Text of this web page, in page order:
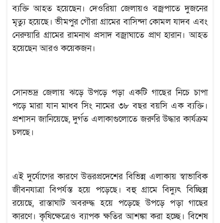
ব্যক্তি আহত হয়েছেন। দেওরিয়া জেলায়ও বজ্রপাতে দুজনের
মৃত্যু হয়েছে। ভীমপুর গৌরা গ্রামের বাসিন্দা কোমল যাদব এবং
নেরুয়ারি গ্রামের রামনাথ প্রসাদ বজ্রাঘাতে প্রাণ হারান। আহত
হয়েছেন আরও কয়েকজন।
সোনভদ্র জেলায় ঝড়ে উপড়ে পড়া একটি গাছের নিচে চাপা
পড়ে মারা যান মাধব সিং নামের ৩৮ বছর বয়সি এক ব্যক্তি।
প্রশাসন জানিয়েছে, দুর্গত এলাকাগুলোতে জরুরি উদ্ধার কার্যক্রম
চলছে।
এই দুর্যোগের কারণে উত্তরপ্রদেশের বিভিন্ন এলাকায় স্বাভাবিক
জীবনযাত্রা বিপর্যস্ত হয়ে পড়েছে। বহু গ্রামে বিদ্যুৎ বিচ্ছিন্ন
রয়েছে, রাস্তাঘাট অবরুদ্ধ হয়ে পড়েছে উপড়ে পড়া গাছের
কারণে। কৃষিক্ষেত্রেও ব্যাপক ক্ষতির আশঙ্কা করা হচ্ছে। বিশেষ